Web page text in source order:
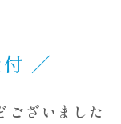
／
ございました